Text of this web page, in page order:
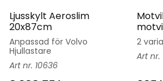
Ljusskylt Aeroslim
20x87cm
Anpassad för Volvo
Hjullastare
10636
2